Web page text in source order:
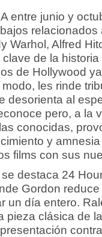
entre junio y
relacionados
Warhol, Alfred
de la
de Hollywood
les rinde
desorienta al
pero, a la
conocidas,
y
films con sus
destaca 24
Gordon
un día entero.
pieza clásica de